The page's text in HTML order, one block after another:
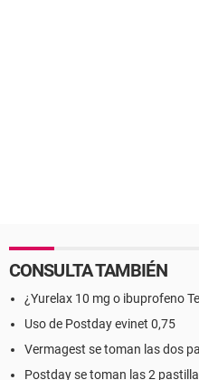
CONSULTA TAMBIÉN
¿Yurelax 10 mg o ibuprofeno
Uso de Postday evinet 0,75
Vermagest se toman las dos
Postday se toman las 2